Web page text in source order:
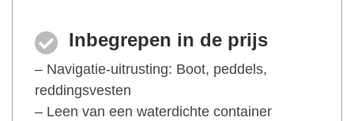
Inbegrepen in de prijs
– Navigatie-uitrusting: Boot, peddels,
reddingsvesten
– Leen van een waterdichte container